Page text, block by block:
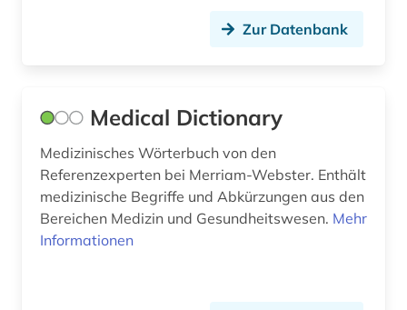
pädagogik (7)
randomised controlled trial (1)
Zur Datenbank
Medical Dictionary
Medizinisches Wörterbuch von den
Referenzexperten bei Merriam-Webster. Enthält
medizinische Begriffe und Abkürzungen aus den
Bereichen Medizin und Gesundheitswesen. Mehr
Informationen